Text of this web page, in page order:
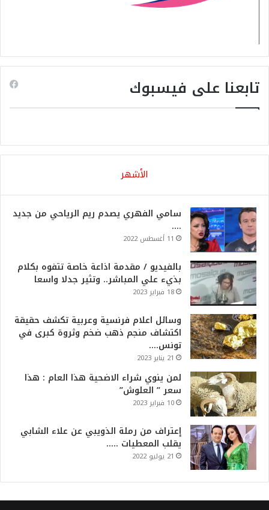
تابعنا على فيسبوك
الأشهر
سامي الفهري يصدم ريم الرياحي من جديد
….
11 أغسطس 2022
بالفيديو / مقدمة اذاعة خاصة تتفوه بكلام
بذيء علي المباشر.. وتثير جدلا واسعا
18 فبراير 2023
وسائل اعلام فرنسية وعربية تكشف حقيقة
اكتشاف منجم ذهب ضخم وثروة كبرى في
تونس….
21 يناير 2023
لمن ينوي شراء الاضحية هذا العام : هذا
سعر ” العلوش”
10 فبراير 2023
إعتراف من رملة الذويبي عن علاء الشابي
يقلب المعطيات …..
21 يوليو 2022